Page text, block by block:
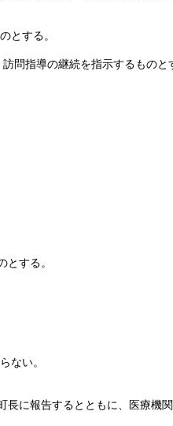
とする。
問指導の継続を指示するものと
する。
ない。
長に報告するとともに、医療機